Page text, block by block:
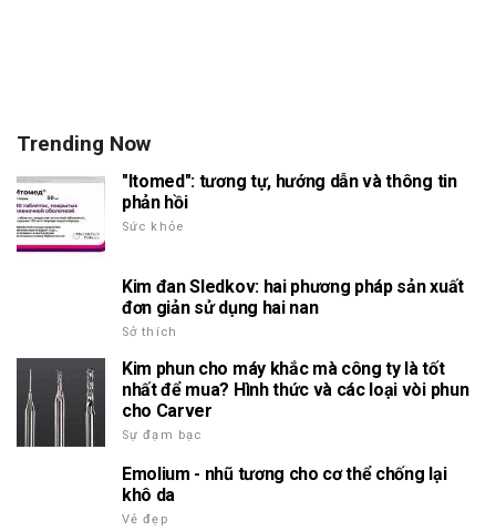
Trending Now
"Itomed": tương tự, hướng dẫn và thông tin
phản hồi
Sức khỏe
Kim đan Sledkov: hai phương pháp sản xuất
đơn giản sử dụng hai nan
Sở thích
Kim phun cho máy khắc mà công ty là tốt
nhất để mua? Hình thức và các loại vòi phun
cho Carver
Sự đạm bạc
Emolium - nhũ tương cho cơ thể chống lại
khô da
Vẻ đẹp